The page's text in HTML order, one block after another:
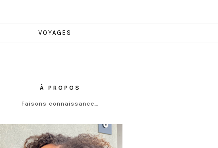
VOYAGES
À PROPOS
Faisons connaissance…